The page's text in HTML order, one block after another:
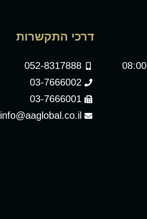
דרכי התקשרות
052-8317888
03-7666002
03-7666001
info@aaglobal.co.il